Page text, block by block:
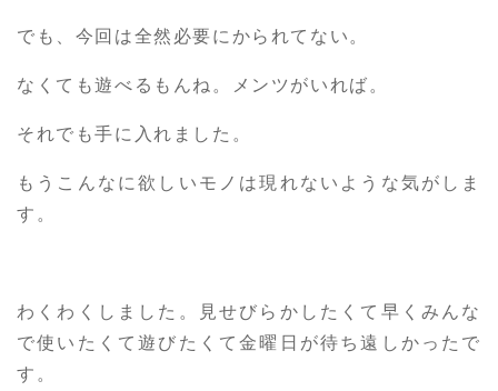
でも、今回は全然必要にかられてない。
なくても遊べるもんね。メンツがいれば。
それでも手に入れました。
もうこんなに欲しいモノは現れないような気がしま
す。
わくわくしました。見せびらかしたくて早くみんな
で使いたくて遊びたくて金曜日が待ち遠しかったで
す。